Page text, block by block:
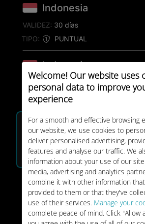
Welcome! Our website uses
personal data to improve
experience
For a smooth and effective browsing
our website, we use cookies to
deliver personalised advertising,
features and analyse our traffic. We
information about your use of our
media, advertising and analytics
combine it with other information
provided to them or that they've
use of their services. Manage your
complete peace of mind. Click "Allow
Indonesia
TIPO: PUNTUAL
VALIDEZ: 30 días
Indonesia
TIPO: PUNTUAL
7 días
Indonesia
TIPO: PUNTUAL
VALIDEZ:30 días
Indonesia
TIPO: PUNTUAL
VALIDEZ: 15 días